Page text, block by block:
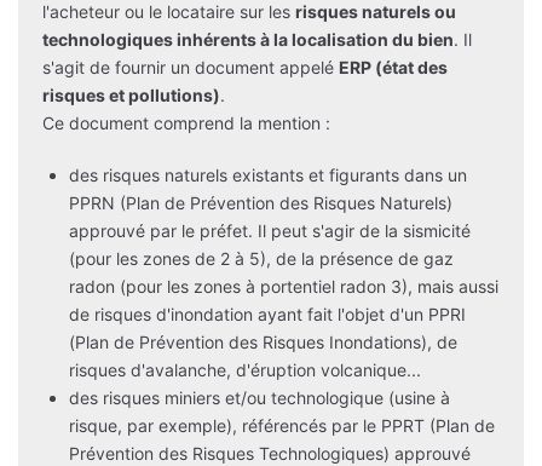
l'acheteur ou le locataire sur les risques naturels ou
technologiques inhérents à la localisation du bien. Il
s'agit de fournir un document appelé ERP (état des
risques et pollutions).
Ce document comprend la mention :
des risques naturels existants et figurants dans un
PPRN (Plan de Prévention des Risques Naturels)
approuvé par le préfet. Il peut s'agir de la sismicité
(pour les zones de 2 à 5), de la présence de gaz
radon (pour les zones à portentiel radon 3), mais aussi
de risques d'inondation ayant fait l'objet d'un PPRI
(Plan de Prévention des Risques Inondations), de
risques d'avalanche, d'éruption volcanique...
des risques miniers et/ou technologique (usine à
risque, par exemple), référencés par le PPRT (Plan de
Prévention des Risques Technologiques) approuvé